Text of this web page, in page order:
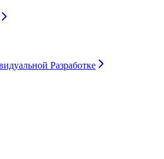
Разработке